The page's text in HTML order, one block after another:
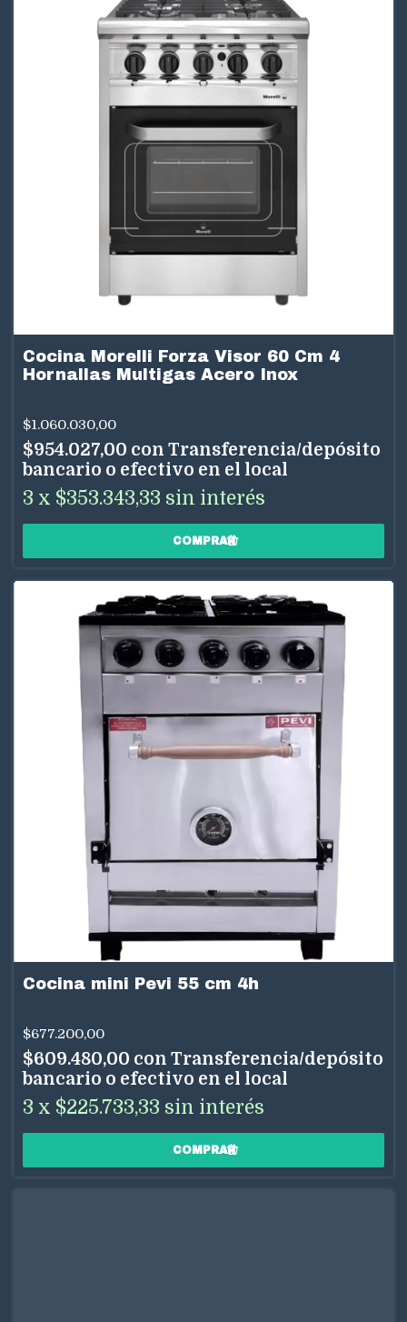
Cocina Morelli Forza Visor 60 Cm 4
Hornallas Multigas Acero Inox
$1.060.030,00
$954.027,00 con Transferencia/depósito
bancario o efectivo en el local
3 x $353.343,33 sin interés
Cocina mini Pevi 55 cm 4h
$677.200,00
$609.480,00 con Transferencia/depósito
bancario o efectivo en el local
3 x $225.733,33 sin interés